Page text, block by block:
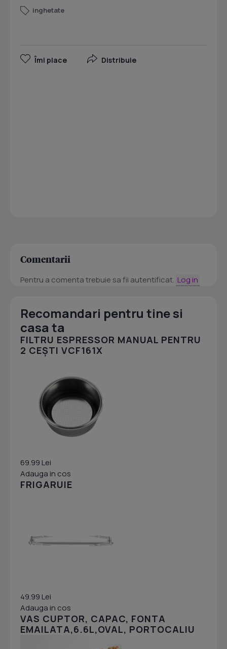
inghetate
Îmi place Distribuie
Comentarii
Pentru a comenta trebuie sa fii autentificat. Log in
Recomandari pentru tine si
casa ta
FILTRU ESPRESSOR MANUAL PENTRU
2 CEȘTI VCF161X
69.99 Lei
Adauga in cos
FRIGARUIE
49.99 Lei
Adauga in cos
VAS CUPTOR, CAPAC, FONTA
EMAILATA,6.6L,OVAL, PORTOCALIU